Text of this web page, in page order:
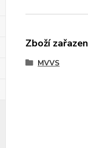
Zboží
MVVS